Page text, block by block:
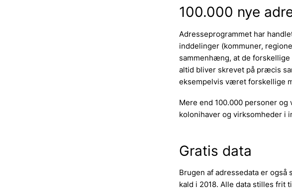
100.000 nye
Adresseprogrammet har
inddelinger (kommuner,
sammenhæng, at de
altid bliver skrevet på præcis
eksempelvis været forskellige
Mere end 100.000 personer
kolonihaver og virksomheder i
Gratis data
Brugen af adressedata er også
kald i 2018. Alle data stilles frit